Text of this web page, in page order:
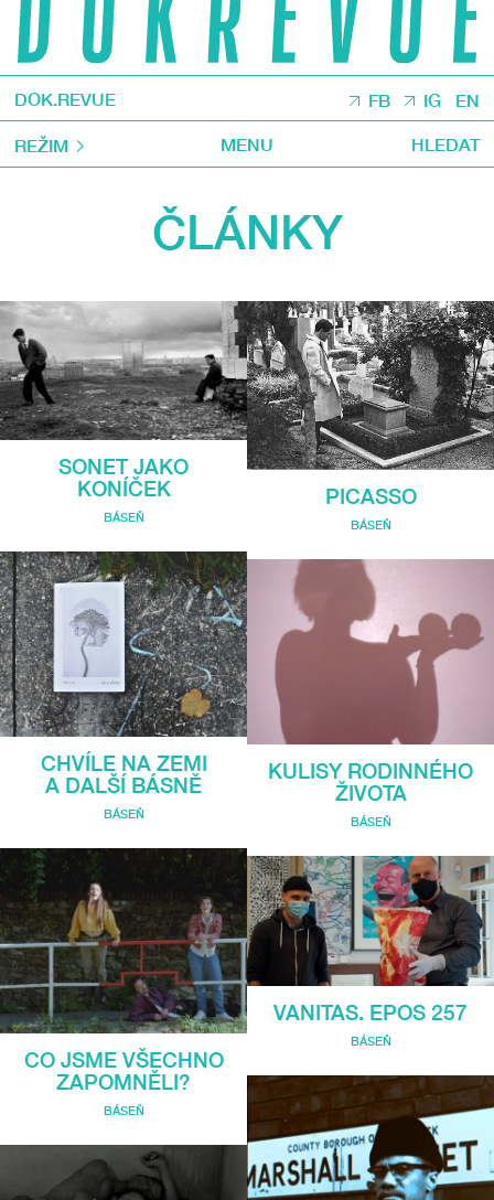
DOK.REVUE FB IG EN
REŽIM MENU HLEDAT
ČLÁNKY
SONET JAKO
KONÍČEK
BÁSEŇ
CHVÍLE NA ZEMI
A DALŠÍ BÁSNĚ
BÁSEŇ
CO JSME VŠECHNO
ZAPOMNĚLI?
BÁSEŇ
PICASSO
BÁSEŇ
KULISY RODINNÉHO
ŽIVOTA
BÁSEŇ
VANITAS. EPOS 257
BÁSEŇ